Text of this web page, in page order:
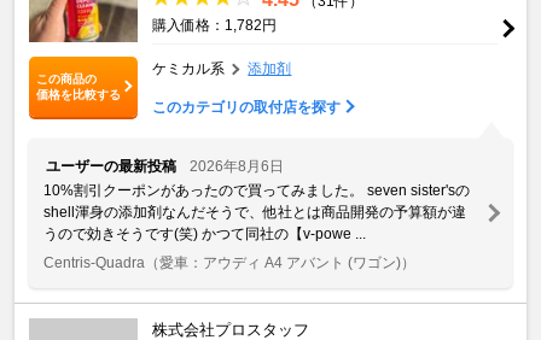
この商品の
価格を比較する
購入価格：1,782円
ケミカル系 添加剤
このカテゴリの取付店を探す
ユーザーの最新投稿
2026年8月6日
10%割引クーポンがあったので買ってみました。 seven sister'sの
shell渾身の添加剤なんだそうで、他社とは商品開発の予算額が違
うので効きそうです(笑) かつて同社の【v-powe ...
Centris-Quadra （愛車：アウディ A4 アバント (ワゴン)）
株式会社プロスタッフ